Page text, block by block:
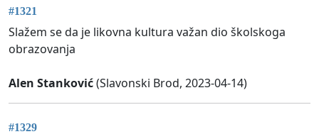
#1321
Slažem se da je likovna kultura važan dio školskoga
obrazovanja
Alen Stanković(Slavonski Brod, 2023-04-14)
#1329